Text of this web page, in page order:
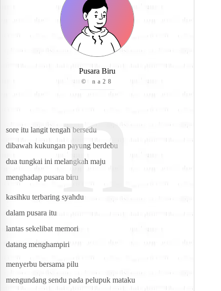
n
Pusara Biru
© na28
sore itu langit tengah bersedu
dibawah kukungan payung berdebu
dua tungkai ini melangkah maju
menghadap pusara biru
kasihku terbaring syahdu
dalam pusara itu
lantas sekelibat memori
datang menghampiri
menyerbu bersama pilu
mengundang sendu pada pelupuk mataku